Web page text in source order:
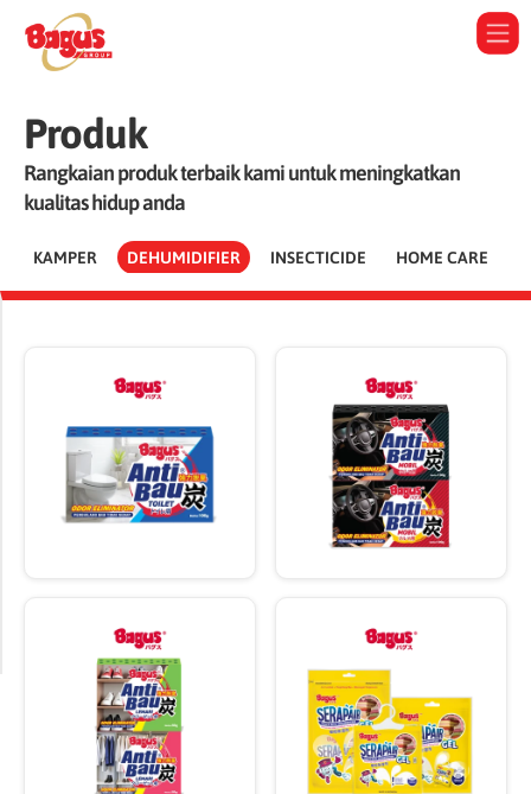
Produk
Rangkaian produk terbaik kami untuk meningkatkan
kualitas hidup anda
KAMPER DEHUMIDIFIER INSECTICIDE HOME CARE